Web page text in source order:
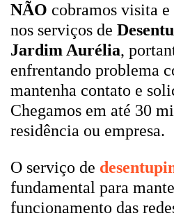
NÃO cobramos visita
nos serviços de
Jardim Aurélia,
enfrentando problema
mantenha contato e
Chegamos em até 30
residência ou empresa.
O serviço de
fundamental para
funcionamento das